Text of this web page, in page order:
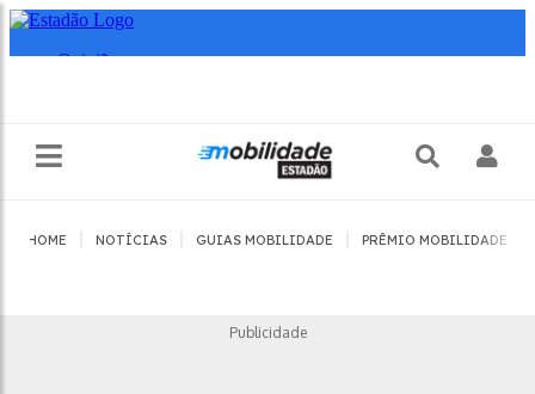
HOME NOTÍCIAS GUIAS MOBILIDADE PRÊMIO MOBILIDADE
Publicidade